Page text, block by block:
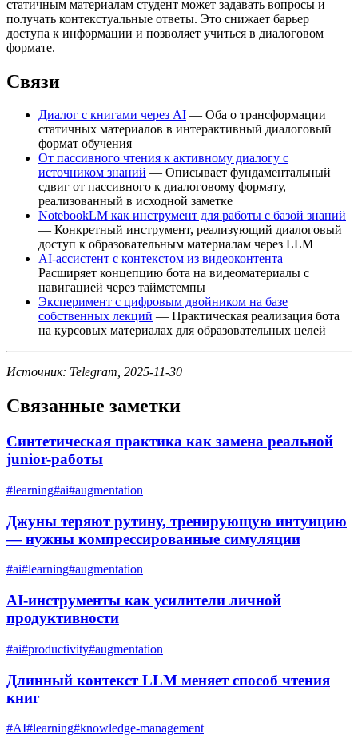
статичным материалам студент может задавать вопросы и
получать контекстуальные ответы. Это снижает барьер
доступа к информации и позволяет учиться в диалоговом
формате.
Связи
Диалог с книгами через AI — Оба о трансформации
статичных материалов в интерактивный диалоговый
формат обучения
От пассивного чтения к активному диалогу с
источником знаний — Описывает фундаментальный
сдвиг от пассивного к диалоговому формату,
реализованный в исходной заметке
NotebookLM как инструмент для работы с базой знаний
— Конкретный инструмент, реализующий диалоговый
доступ к образовательным материалам через LLM
AI-ассистент с контекстом из видеоконтента —
Расширяет концепцию бота на видеоматериалы с
навигацией через таймстемпы
Эксперимент с цифровым двойником на базе
собственных лекций — Практическая реализация бота
на курсовых материалах для образовательных целей
Источник: Telegram, 2025-11-30
Связанные заметки
Синтетическая практика как замена реальной
junior-работы
#learning#ai#augmentation
Джуны теряют рутину, тренирующую интуицию
— нужны компрессированные симуляции
#ai#learning#augmentation
AI-инструменты как усилители личной
продуктивности
#ai#productivity#augmentation
Длинный контекст LLM меняет способ чтения
книг
#AI#learning#knowledge-management